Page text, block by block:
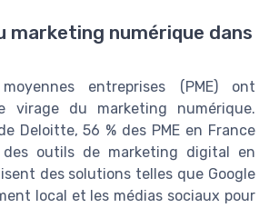
marketing numérique dans
entreprises (PME) ont
virage du marketing numérique.
Deloitte, 56 % des PME en France
outils de marketing digital en
des solutions telles que Google
local et les médias sociaux pour